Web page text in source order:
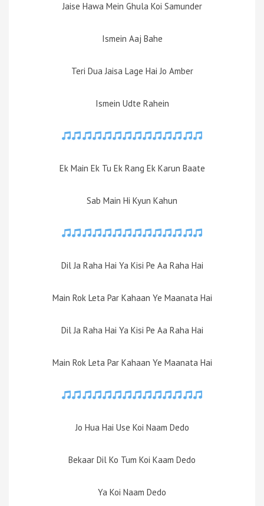
Jaise Hawa Mein Ghula Koi Samunder
Ismein Aaj Bahe
Teri Dua Jaisa Lage Hai Jo Amber
Ismein Udte Rahein
Ek Main Ek Tu Ek Rang Ek Karun Baate
Sab Main Hi Kyun Kahun
Dil Ja Raha Hai Ya Kisi Pe Aa Raha Hai
Main Rok Leta Par Kahaan Ye Maanata Hai
Dil Ja Raha Hai Ya Kisi Pe Aa Raha Hai
Main Rok Leta Par Kahaan Ye Maanata Hai
Jo Hua Hai Use Koi Naam Dedo
Bekaar Dil Ko Tum Koi Kaam Dedo
Ya Koi Naam Dedo